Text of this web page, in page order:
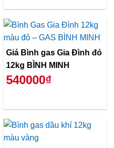
Giá Bình gas Gia Đình đỏ
12kg BÌNH MINH
540000₫